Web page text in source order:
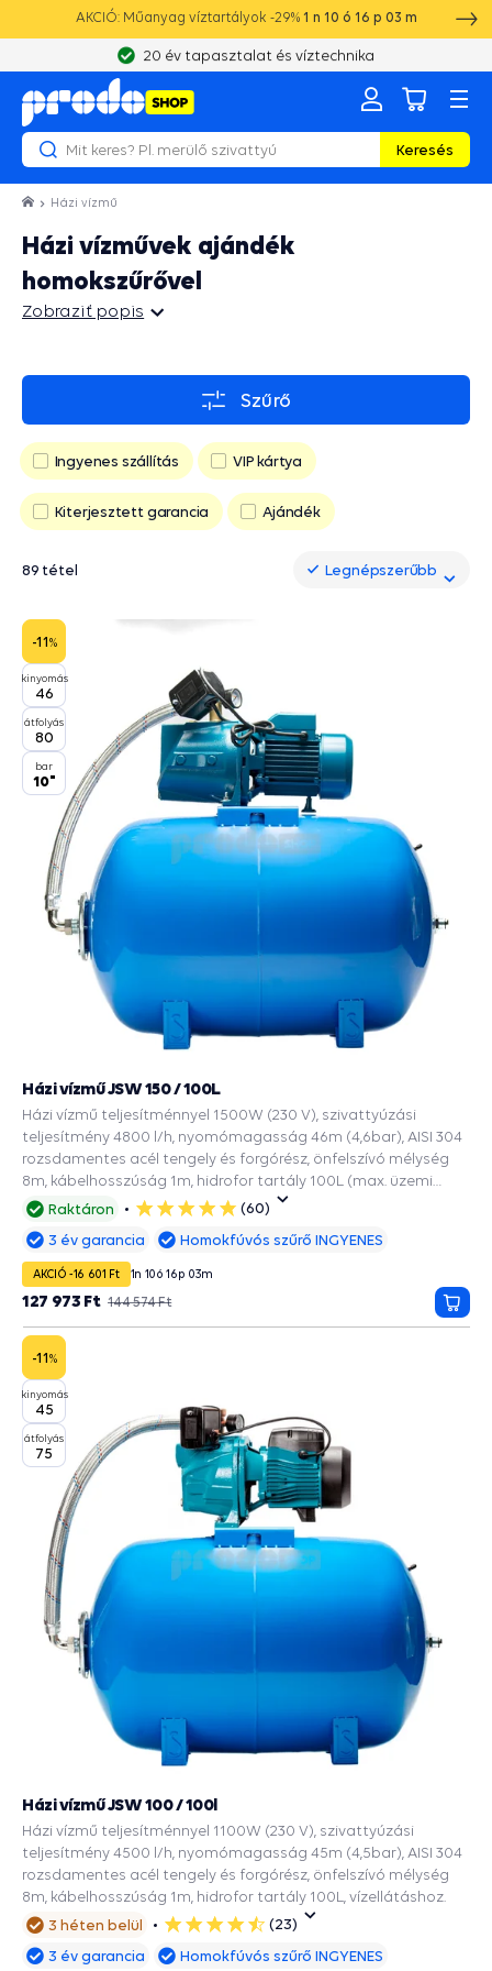
AKCIÓ: Műanyag víztartályok -29% 1 n 10 ó 16 p 02 m
20 év tapasztalat és víztechnika
Keresés
Házi vízmű
Házi vízművek ajándék
homokszűrővel
Zobraziť popis
Szűrő
Ingyenes szállítás VIP kártya
Kiterjesztett garancia Ajándék
89 tétel Legnépszerűbb
Legnépszerűbb
-11%
kinyomás
46
átfolyás
80
bar
10"
Raktáron
5
csillag
(60)
Házi vízmű JSW 150 / 100L
Házi vízmű teljesítménnyel 1500W (230 V), szivattyúzási
teljesítmény 4800 l/h, nyomómagasság 46m (4,6bar), AISI 304
rozsdamentes acél tengely és forgórész, önfelszívó mélység
8m, kábelhosszúság 1m, hidrofor tartály 100L (max. üzemi
nyomás 10bar), vízellátáshoz.
3 év garancia Homokfúvós szűrő INGYENES
AKCIÓ -16 601 Ft 1n 10ó 16p 02m
144 574 Ft
127 973 Ft
-11%
kinyomás
45
átfolyás
75
3 héten belül
5
csillag
(23)
Házi vízmű JSW 100 / 100l
Házi vízmű teljesítménnyel 1100W (230 V), szivattyúzási
teljesítmény 4500 l/h, nyomómagasság 45m (4,5bar), AISI 304
rozsdamentes acél tengely és forgórész, önfelszívó mélység
8m, kábelhosszúság 1m, hidrofor tartály 100L, vízellátáshoz.
3 év garancia Homokfúvós szűrő INGYENES